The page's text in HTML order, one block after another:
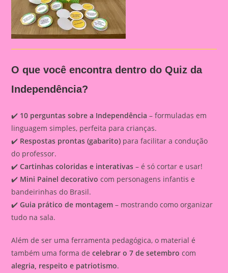
O que você encontra dentro do Quiz da
Independência?
✔️ 10 perguntas sobre a Independência – formuladas em
linguagem simples, perfeita para crianças.
✔️ Respostas prontas (gabarito) para facilitar a condução
do professor.
✔️Cartinhas coloridas e interativas – é só cortar e usar!
✔️ Mini Painel decorativo com personagens infantis e
bandeirinhas do Brasil.
✔️Guia prático de montagem – mostrando como organizar
tudo na sala.
Além de ser uma ferramenta pedagógica, o material é
também uma forma decelebrar o 7 de setembro com
alegria, respeito e patriotismo.